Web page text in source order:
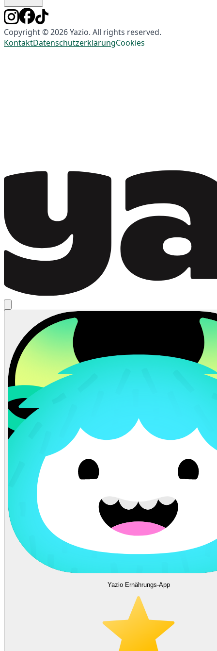
Copyright © 2026 Yazio. All rights reserved.
KontaktDatenschutzerklärungCookies
Yazio Ernährungs-App